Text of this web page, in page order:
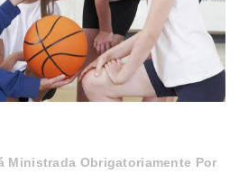
Ministrada Obrigatoriamente Por